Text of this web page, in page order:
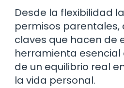
Desde la flexibilidad
permisos parentales,
claves que hacen de
herramienta esencial
de un equilibrio real
la vida personal.